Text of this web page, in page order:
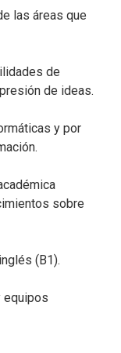
las áreas que
de
de ideas.
y por
sobre
(B1).
equipos